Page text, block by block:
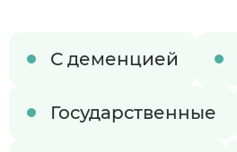
С деменцией
Государственные